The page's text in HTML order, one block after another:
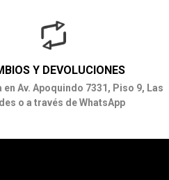
Y DEVOLUCIONES
Av. Apoquindo 7331, Piso 9, Las
o a través de WhatsApp